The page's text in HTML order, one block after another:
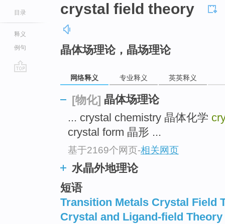
目录
释义
例句
crystal field theory
晶体场理论，晶场理论
网络释义 专业释义 英英释义
[物化] 晶体场理论
... crystal chemistry 晶体化学
crystal form 晶形 ...
基于2169个网页-相关网页
水晶外地理论
短语
Transition Metals Crystal Field
Crystal and Ligand-field Theory